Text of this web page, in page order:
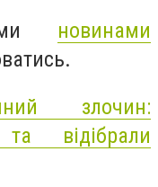
новинами
злочин:
відібрали